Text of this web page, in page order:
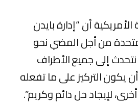
أن “إدارة بايدن
من أجل المضي نحو
نتحدث إلى جميع الأطراف
يكون التركيز على ما تفعله
لإيجاد حل دائم وكريم”.